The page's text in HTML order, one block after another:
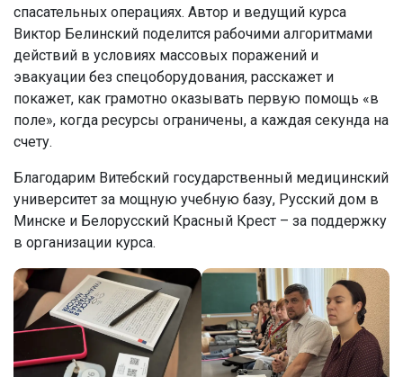
спасательных операциях. Автор и ведущий курса
Виктор Белинский поделится рабочими алгоритмами
действий в условиях массовых поражений и
эвакуации без спецоборудования, расскажет и
покажет, как грамотно оказывать первую помощь «в
поле», когда ресурсы ограничены, а каждая секунда на
счету.
Благодарим Витебский государственный медицинский
университет за мощную учебную базу, Русский дом в
Минске и Белорусский Красный Крест – за поддержку
в организации курса.